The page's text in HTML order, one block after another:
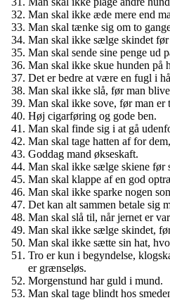
Man skal ikke æde mere end
Man skal tænke sig om to
Man skal ikke sælge skindet
Man skal sende sine penge ud
Man skal ikke skue hunden på
Det er bedre at være en fugl i
Man skal ikke slå, før man
Man skal ikke sove, før man er
Høj cigarføring og gode ben.
Man skal finde sig i at gå
Man skal tage hatten af for
Goddag mand økseskaft.
Man skal ikke sælge skiene før
Man skal klappe af en god
Man skal ikke sparke nogen
Det kan alt sammen betale sig
Man skal slå til, når jernet er
Man skal ikke sælge skindet,
Man skal ikke sætte sin hat,
Tro er kun i begyndelse,
er grænseløs.
Morgenstund har guld i mund.
Man skal tage blindt hos